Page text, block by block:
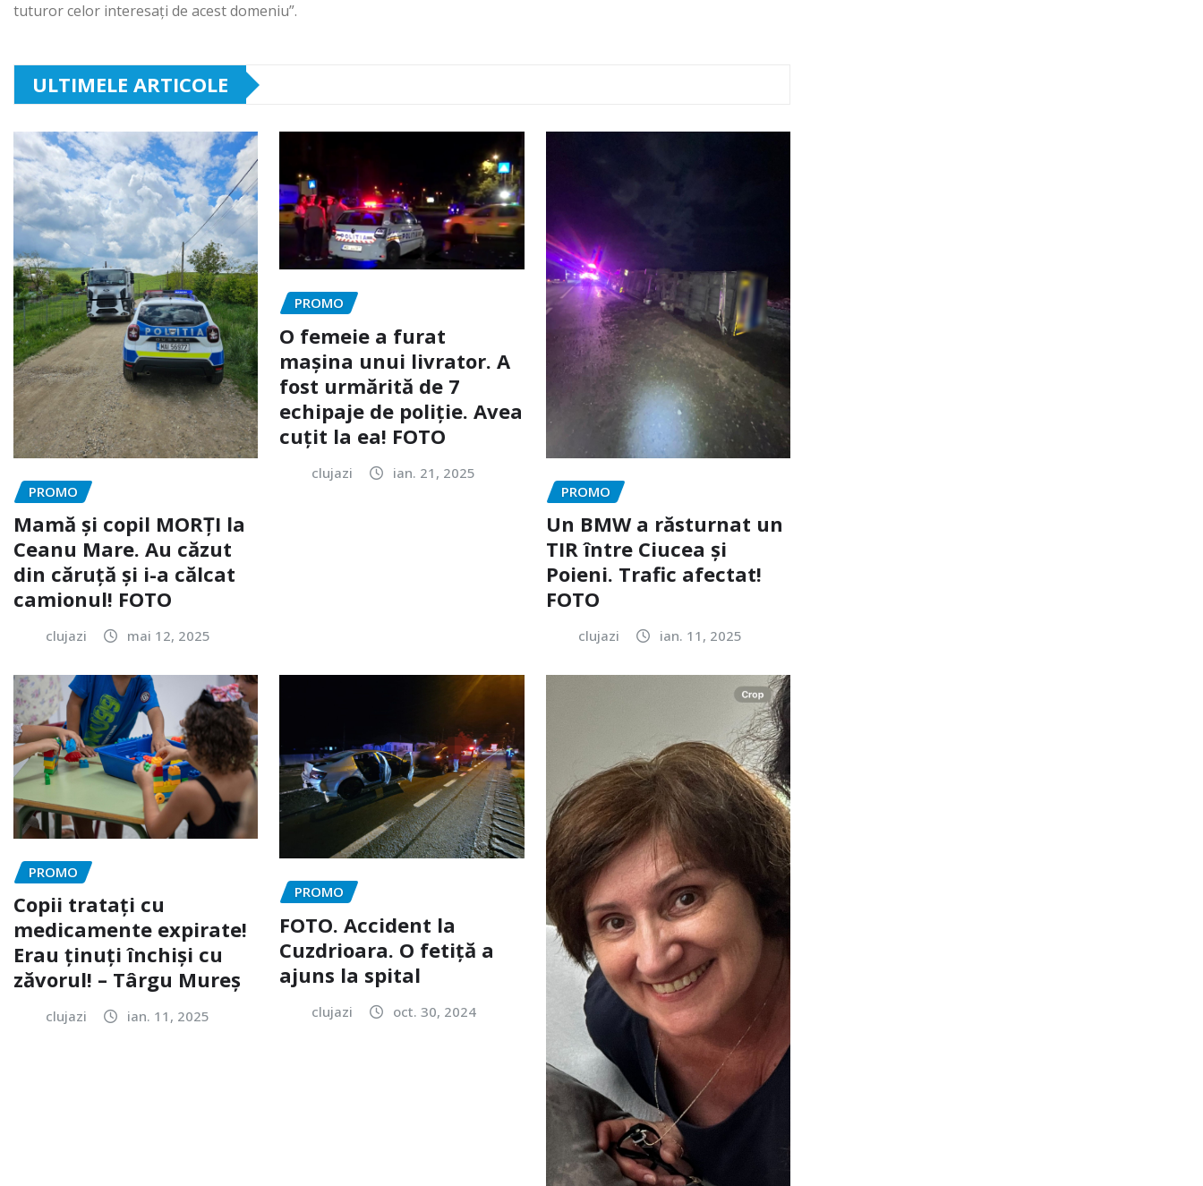
tuturor celor interesaţi de acest domeniu”.
ULTIMELE ARTICOLE
PROMO
Mamă și copil MORȚI la
Ceanu Mare. Au căzut
din căruță și i-a călcat
camionul! FOTO
clujazi mai 12, 2025
PROMO
O femeie a furat
mașina unui livrator. A
fost urmărită de 7
echipaje de poliție. Avea
cuțit la ea! FOTO
clujazi
ian. 21, 2025
PROMO
Un BMW a răsturnat un
TIR între Ciucea și
Poieni. Trafic afectat!
FOTO
clujazi ian. 11, 2025
PROMO
Copii tratați cu
medicamente expirate!
Erau ținuți închiși cu
zăvorul! – Târgu Mureș
clujazi ian. 11, 2025
PROMO
FOTO. Accident la
Cuzdrioara. O fetiță a
ajuns la spital
clujazi oct. 30, 2024